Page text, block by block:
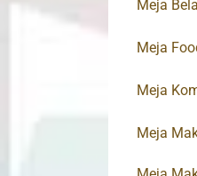
Meja
Meja
Meja
Meja